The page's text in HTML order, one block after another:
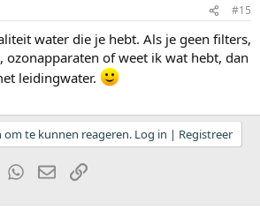
#15
water die je hebt. Als je geen filters,
ozonapparaten of weet ik wat hebt, dan
leidingwater.
om te kunnen reageren. Log in | Registreer
LinkedInWhatsApp
E-mailkoppeling